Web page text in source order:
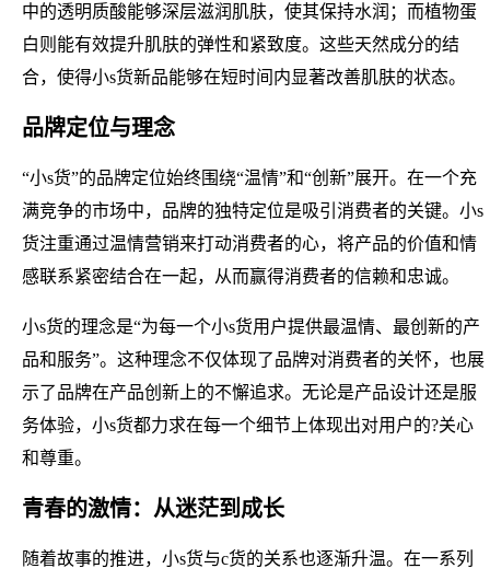
中的透明质酸能够深层滋润肌肤，使其保持水润；而植物蛋
白则能有效提升肌肤的弹性和紧致度。这些天然成分的结
合，使得小s货新品能够在短时间内显著改善肌肤的状态。
品牌定位与理念
“小s货”的品牌定位始终围绕“温情”和“创新”展开。在一个充
满竞争的市场中，品牌的独特定位是吸引消费者的关键。小s
货注重通过温情营销来打动消费者的心，将产品的价值和情
感联系紧密结合在一起，从而赢得消费者的信赖和忠诚。
小s货的理念是“为每一个小s货用户提供最温情、最创新的产
品和服务”。这种理念不仅体现了品牌对消费者的关怀，也展
示了品牌在产品创新上的不懈追求。无论是产品设计还是服
务体验，小s货都力求在每一个细节上体现出对用户的?关心
和尊重。
青春的激情：从迷茫到成长
随着故事的推进，小s货与c货的关系也逐渐升温。在一系列